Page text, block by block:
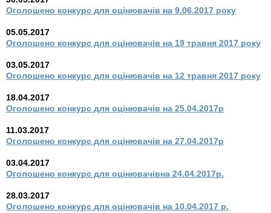
Оголошено конкурс для оцінювачів на 9.06.2017 року
05.05.2017
Оголошено конкурс для оцінювачів на 19 травня 2017 року
03.05.2017
Оголошено конкурс для оцінювачів на 12 травня 2017 року
18.04.2017
Оголошено конкурс для оцінювачів на 25.04.2017р
11.03.2017
Оголошено конкурс для оцінювачів на 27.04.2017р
03.04.2017
Оголошено конкурс для оцінювачівна 24.04.2017р.
28.03.2017
Оголошено конкурс для оцінювачів на 10.04.2017 р.